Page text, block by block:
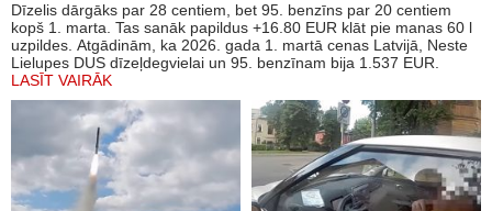
Dīzelis dārgāks par 28 centiem, bet 95. benzīns par 20 centiem
kopš 1. marta. Tas sanāk papildus +16.80 EUR klāt pie manas 60 l
uzpildes. Atgādinām, ka 2026. gada 1. martā cenas Latvijā, Neste
Lielupes DUS dīzeļdegvielai un 95. benzīnam bija 1.537 EUR.
LASĪT VAIRĀK